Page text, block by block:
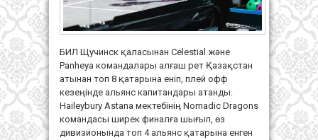
БИЛ Щучинск қаласынан Celestial және
Panheya командалары алғаш рет Қазақстан
атынан топ 8 қатарына еніп, плей офф
кезеңінде альянс капитандары атанды.
Haileybury Astana мектебінің Nomadic Dragons
командасы ширек финалға шығып, өз
дивизионында топ 4 альянс қатарына енген